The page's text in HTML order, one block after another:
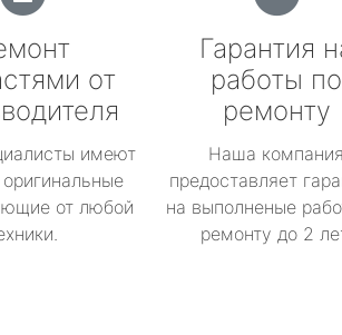
от
имеют
от любой
Гарантия
работы по
ремонту
Наша компания
предоставляет
на выполненые
ремонту до 2